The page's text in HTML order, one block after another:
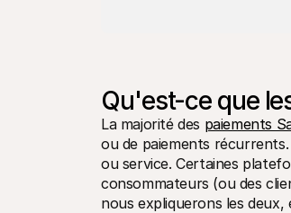
Qu'est-ce que
La majorité des paiements
ou de paiements
ou service. Certaines
consommateurs (ou des
nous expliquerons les